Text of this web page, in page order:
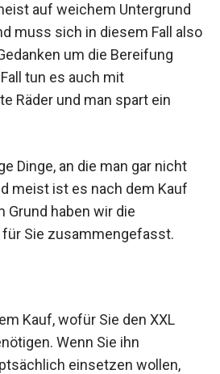
auf weichem Untergrund
muss sich in diesem Fall also
um die Bereifung
tun es auch mit
Räder und man spart ein
Dinge, an die man gar nicht
meist ist es nach dem Kauf
Grund haben wir die
Sie zusammengefasst.
Kauf, wofür Sie den XXL
Wenn Sie ihn
einsetzen wollen,